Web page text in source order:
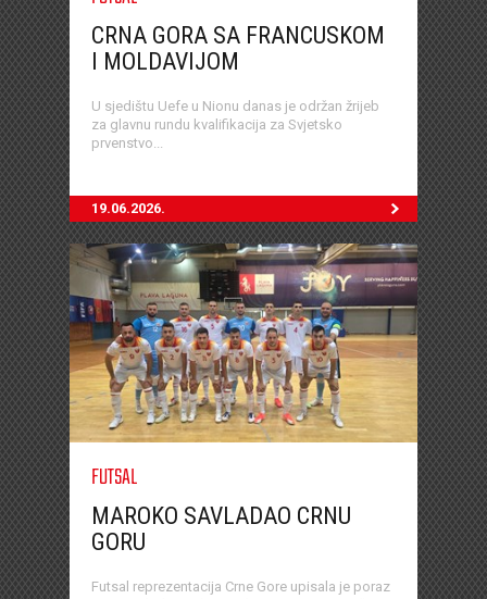
CRNA GORA SA FRANCUSKOM
I MOLDAVIJOM
U sjedištu Uefe u Nionu danas je održan žrijeb
za glavnu rundu kvalifikacija za Svjetsko
prvenstvo...
19.06.2026.
FUTSAL
MAROKO SAVLADAO CRNU
GORU
Futsal reprezentacija Crne Gore upisala je poraz